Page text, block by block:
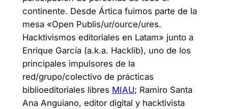
continente. Desde Ártica fuimos parte de la
mesa «Open Publis/ur/ource/ures.
Hacktivismos editoriales en Latam» junto a
Enrique García (a.k.a. Hacklib), uno de los
principales impulsores de la
red/grupo/colectivo de prácticas
biblioeditoriales libres MIAU; Ramiro Santa
Ana Anguiano, editor digital y hacktivista